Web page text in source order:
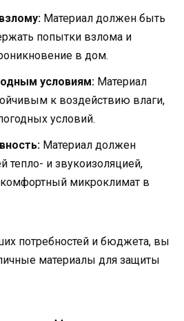
Материал должен быть
попытки взлома и
в дом.
условиям: Материал
к воздействию влаги,
условий.
Материал должен
тепло- и звукоизоляцией,
комфортный микроклимат в
потребностей и бюджета, вы
материалы для защиты